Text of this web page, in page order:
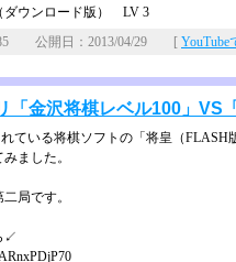
ダウンロード版） LV 3
公開日：2013/04/29 [ YouTube
「金沢将棋レベル100」VS
ている将棋ソフトの「将皇（
ました。
局です。
↙